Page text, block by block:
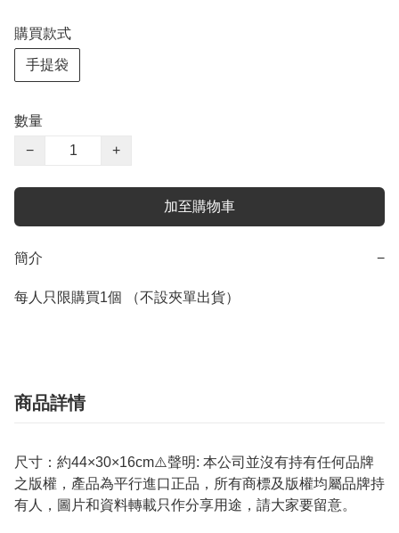
購買款式
手提袋
數量
−
+
加至購物車
簡介 −
每人只限購買1個 （不設夾單出貨）
商品詳情
尺寸：約44×30×16cm⚠️聲明: 本公司並沒有持有任何品牌
之版權，產品為平行進口正品，所有商標及版權均屬品牌持
有人，圖片和資料轉載只作分享用途，請大家要留意。